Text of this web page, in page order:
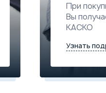
При
Вы
КАСКО
Узнать